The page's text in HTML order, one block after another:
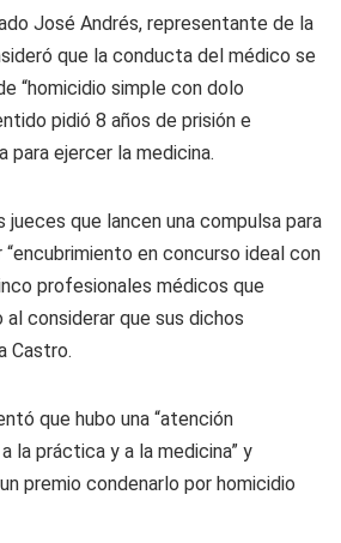
José Andrés, representante de la
que la conducta del médico se
“homicidio simple con dolo
pidió 8 años de prisión e
para ejercer la medicina.
jueces que lancen una compulsa para
en concurso ideal con
profesionales médicos que
al considerar que sus dichos
Castro.
que hubo una “atención
la práctica y a la medicina” y
premio condenarlo por homicidio